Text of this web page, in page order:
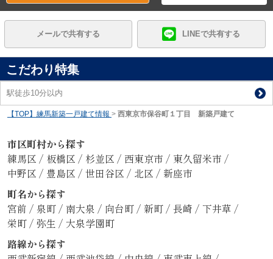
メールで共有する LINEで共有する
こだわり特集
駅徒歩10分以内
【TOP】練馬新築一戸建て情報 > 西東京市保谷町１丁目 新築戸建て
市区町村から探す
練馬区 / 板橋区 / 杉並区 / 西東京市 / 東久留米市 /
中野区 / 豊島区 / 世田谷区 / 北区 / 新座市
町名から探す
宮前 / 泉町 / 南大泉 / 向台町 / 新町 / 長崎 / 下井草 /
栄町 / 弥生 / 大泉学園町
路線から探す